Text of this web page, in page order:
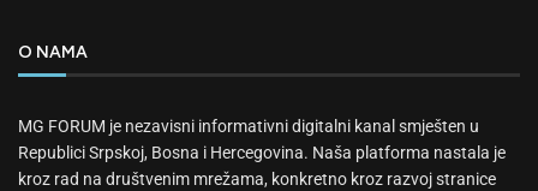
O NAMA
MG FORUM je nezavisni informativni digitalni kanal smješten u
Republici Srpskoj, Bosna i Hercegovina. Naša platforma nastala je
kroz rad na društvenim mrežama, konkretno kroz razvoj stranice